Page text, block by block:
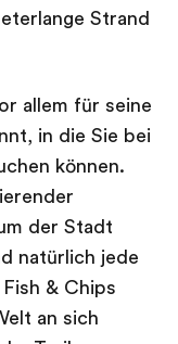
Strand
allem für seine
in die Sie bei
können.
der Stadt
natürlich jede
& Chips
an sich